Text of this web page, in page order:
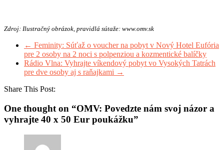
Zdroj: Ilustračný obrázok, pravidlá sútaže: www.omv.sk
← Feminity: Súťaž o voucher na pobyt v Nový Hotel Eufória
pre 2 osoby na 2 noci s polpenziou a kozmentické balíčky
Rádio Vlna: Vyhrajte víkendový pobyt vo Vysokých Tatrách
pre dve osoby aj s raňajkami →
Share This Post:
One thought on “OMV: Povedzte nám svoj názor a
vyhrajte 40 x 50 Eur poukážku”